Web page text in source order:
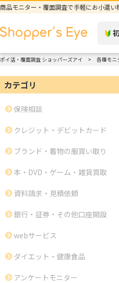
商品モニター・覆面調査で手軽にお小遣い
ポイ活・覆面調査 ショッパーズアイ 各種モニ
カテゴリ
保険相談
クレジット・デビットカード
ブランド・着物の服買い取り
本・DVD・ゲーム・雑貨買取
資料請求・見積依頼
銀行・証券・その他口座開設
webサービス
ダイエット・健康食品
アンケートモニター